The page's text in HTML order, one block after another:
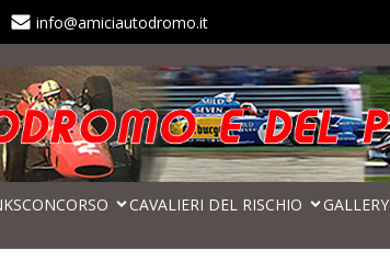
info@amiciautodromo.it
CONCORSO CAVALIERI DEL RISCHIO GALLERY